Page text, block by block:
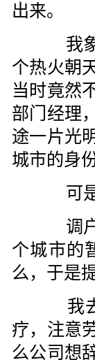
出来。
我象
个热火朝
当时竟然
部门经理
途一片光
城市的身
可是
调户
个城市的
么，于是
我去
疗，注意
么公司想